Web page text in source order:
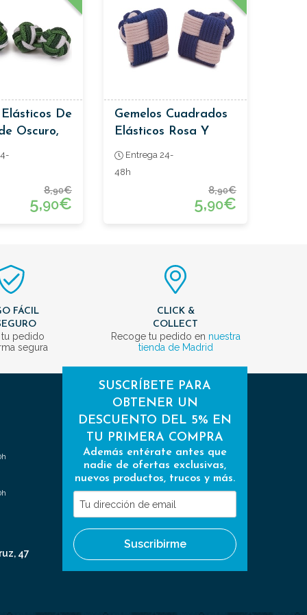
Elásticos De
Oscuro,
8,90€
5,90€
Gemelos Cuadrados
Elásticos Rosa Y
Azul
Entrega 24-
48h
8,90€
5,90€
FÁCIL
tu pedido
segura
CLICK &
COLLECT
Recoge tu pedido en nuestra
tienda de Madrid
47
SUSCRÍBETE PARA
OBTENER UN
DESCUENTO DEL 5% EN
TU PRIMERA COMPRA
Además entérate antes que
nadie de ofertas exclusivas,
nuevos productos, trucos y más.
Tu
dirección
de
email
Suscribirme